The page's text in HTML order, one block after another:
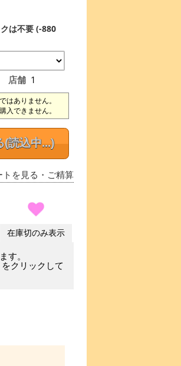
は不要 (-880
店舗 1
はありません。
入できません。
(読込中...)
トを見る ・ご精算
在庫切のみ表示
す。
をクリックして